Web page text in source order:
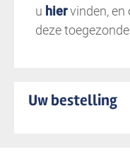
u hiervinden, en
deze
Uw bestelling